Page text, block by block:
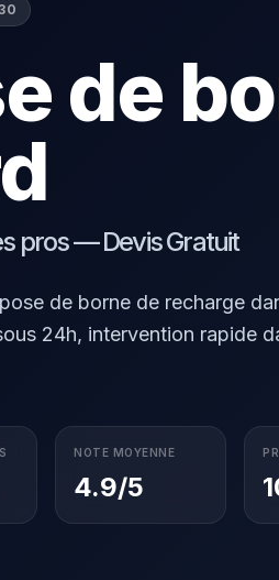
de
pros — Devis Gratuit
de borne de recharge
24h, intervention rapide
NOTE MOYENNE
4.9/5